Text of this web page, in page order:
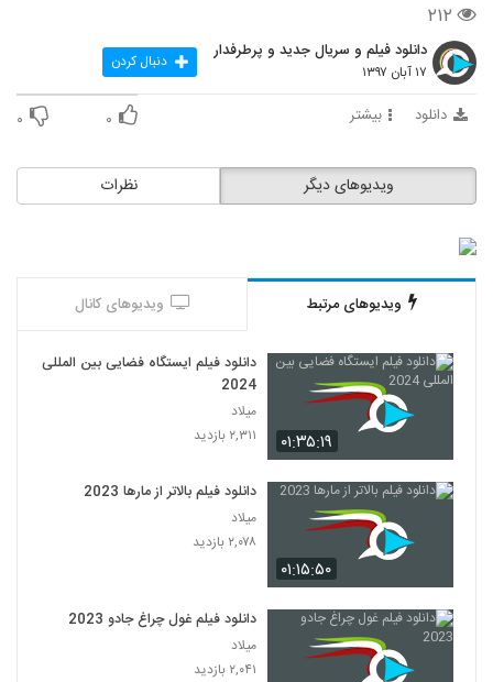
۲۱۲
دانلود فیلم و سریال جدید و پرطرفدار
۱۷ آبان ۱۳۹۷ دنبال کردن
دانلود بیشتر ۰ ۰
نظرات ویدیوهای دیگر
ویدیوهای مرتبط ویدیوهای کانال
۰۱:۳۵:۱۹
دانلود فیلم ایستگاه فضایی بین المللی
2024
میلاد
۲,۳۱۱ بازدید
۰۱:۱۵:۵۰
دانلود فیلم بالاتر از مارها 2023
میلاد
۲,۰۷۸ بازدید
دانلود فیلم غول چراغ جادو 2023
میلاد
۲,۰۴۱ بازدید